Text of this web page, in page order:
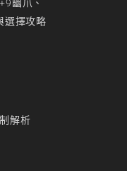
幽爪、
選擇攻略
解析